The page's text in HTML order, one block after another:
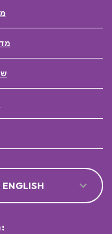
ENGLISH
תשלום עם: